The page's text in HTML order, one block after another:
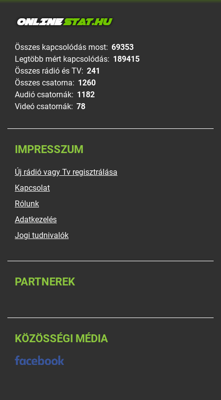
ONLINESTAT.HU
Összes kapcsolódás most: 69353
Legtöbb mért kapcsolódás: 189415
Összes rádió és TV: 241
Összes csatorna: 1260
Audió csatornák: 1182
Videó csatornák: 78
IMPRESSZUM
Új rádió vagy Tv regisztrálása
Kapcsolat
Rólunk
Adatkezelés
Jogi tudnivalók
PARTNEREK
KÖZÖSSÉGI MÉDIA